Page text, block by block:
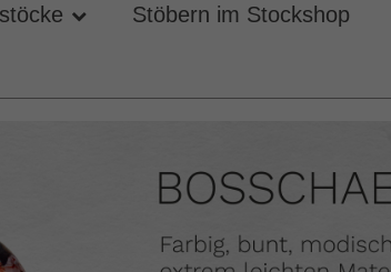
Stöbern im Stockshop